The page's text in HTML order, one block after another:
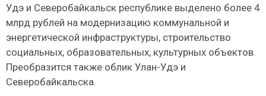
Удэ и Северобайкальск республике выделено более 4
млрд рублей на модернизацию коммунальной и
энергетической инфраструктуры, строительство
социальных, образовательных, культурных объектов.
Преобразится также облик Улан-Удэ и
Северобайкальска.